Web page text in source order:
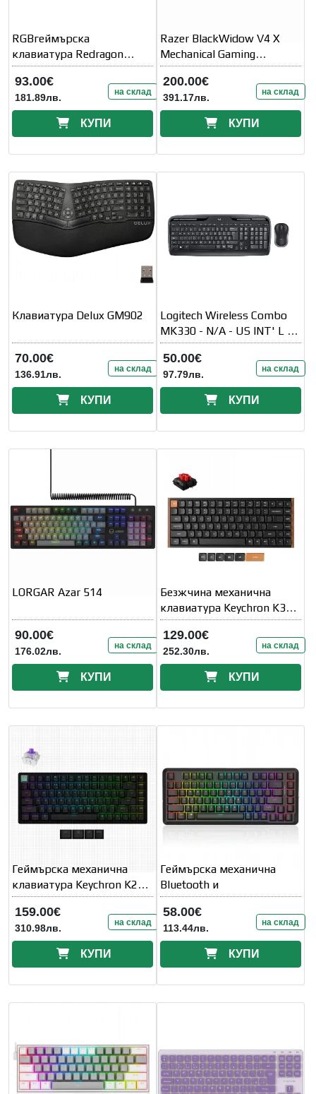
RGBгеймърска
клавиатура Redragon
Devarajas K556
93.00€
181.89лв. на склад
КУПИ
Razer BlackWidow V4 X
Mechanical Gaming
Keyboard
200.00€
391.17лв. на склад
КУПИ
Клавиатура Delux GM902
70.00€
136.91лв. на склад
КУПИ
Logitech Wireless Combo
MK330 - N/A - US INT' L -
INTNL
50.00€
97.79лв. на склад
КУПИ
LORGAR Azar 514
90.00€
176.02лв. на склад
КУПИ
Безжчина механична
клавиатура Keychron K3
MAX SE
129.00€
252.30лв. на склад
КУПИ
Геймърска механична
клавиатура Keychron K2
HE
159.00€
310.98лв. на склад
КУПИ
Геймърска механична
Bluetooth и
58.00€
113.44лв. на склад
КУПИ